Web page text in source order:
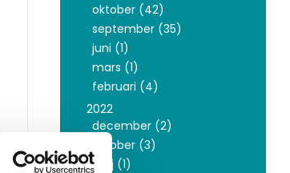
oktober (42)
september (35)
juni (1)
mars (1)
februari (4)
2022
december (2)
oktober (3)
maj (1)